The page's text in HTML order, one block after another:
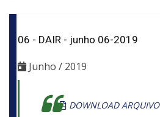
06 - DAIR - junho 06-2019
Junho / 2019
DOWNLOAD ARQUIVO